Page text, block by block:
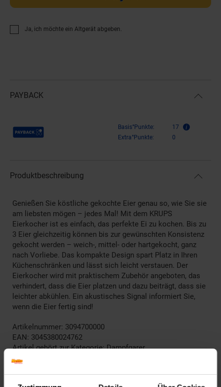
Ja, ich möchte ein Altgerät abgeben.
PAYBACK
Payback Punkte Basis°Punkte:
17
Extra°Punkte:
0
Produktbeschreibung
Genießen Sie köstliche gekochte Eier genau so, wie Sie sie
am liebsten mögen – jedes Mal! Mit dem KRUPS
Eierkocher ist es einfach, das perfekte Ei zu kochen. Bis zu
3 Eier gleichzeitig können bis zur gewünschten Konsistenz
gekocht werden – weich-, mittel- oder hartgekocht, ganz
nach Vorliebe. Das kompakte Design spart Platz in Ihren
Küchenschränken und lässt sich leicht verstauen. Der
Eierkocher wird mit praktischem Zubehör angeboten, das
verhindert, dass die Eier platzen und dazu beiträgt, dass sie
leichter abkühlen. Ein akustisches Signal informiert Sie,
wenn die Eier fertig sind!
Artikelnummer: 3094700000
EAN: 3045380024762
Artikel gehört zur Kategorie:Dampfgarer